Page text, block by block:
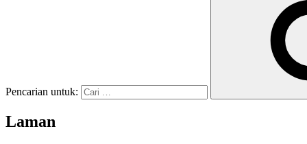
Pencarian untuk:
Laman